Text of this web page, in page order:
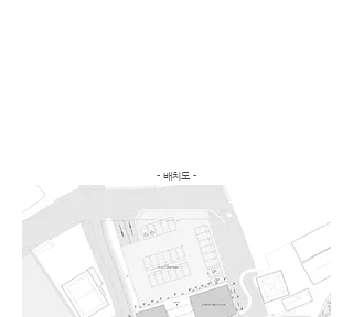
- 배치도 -